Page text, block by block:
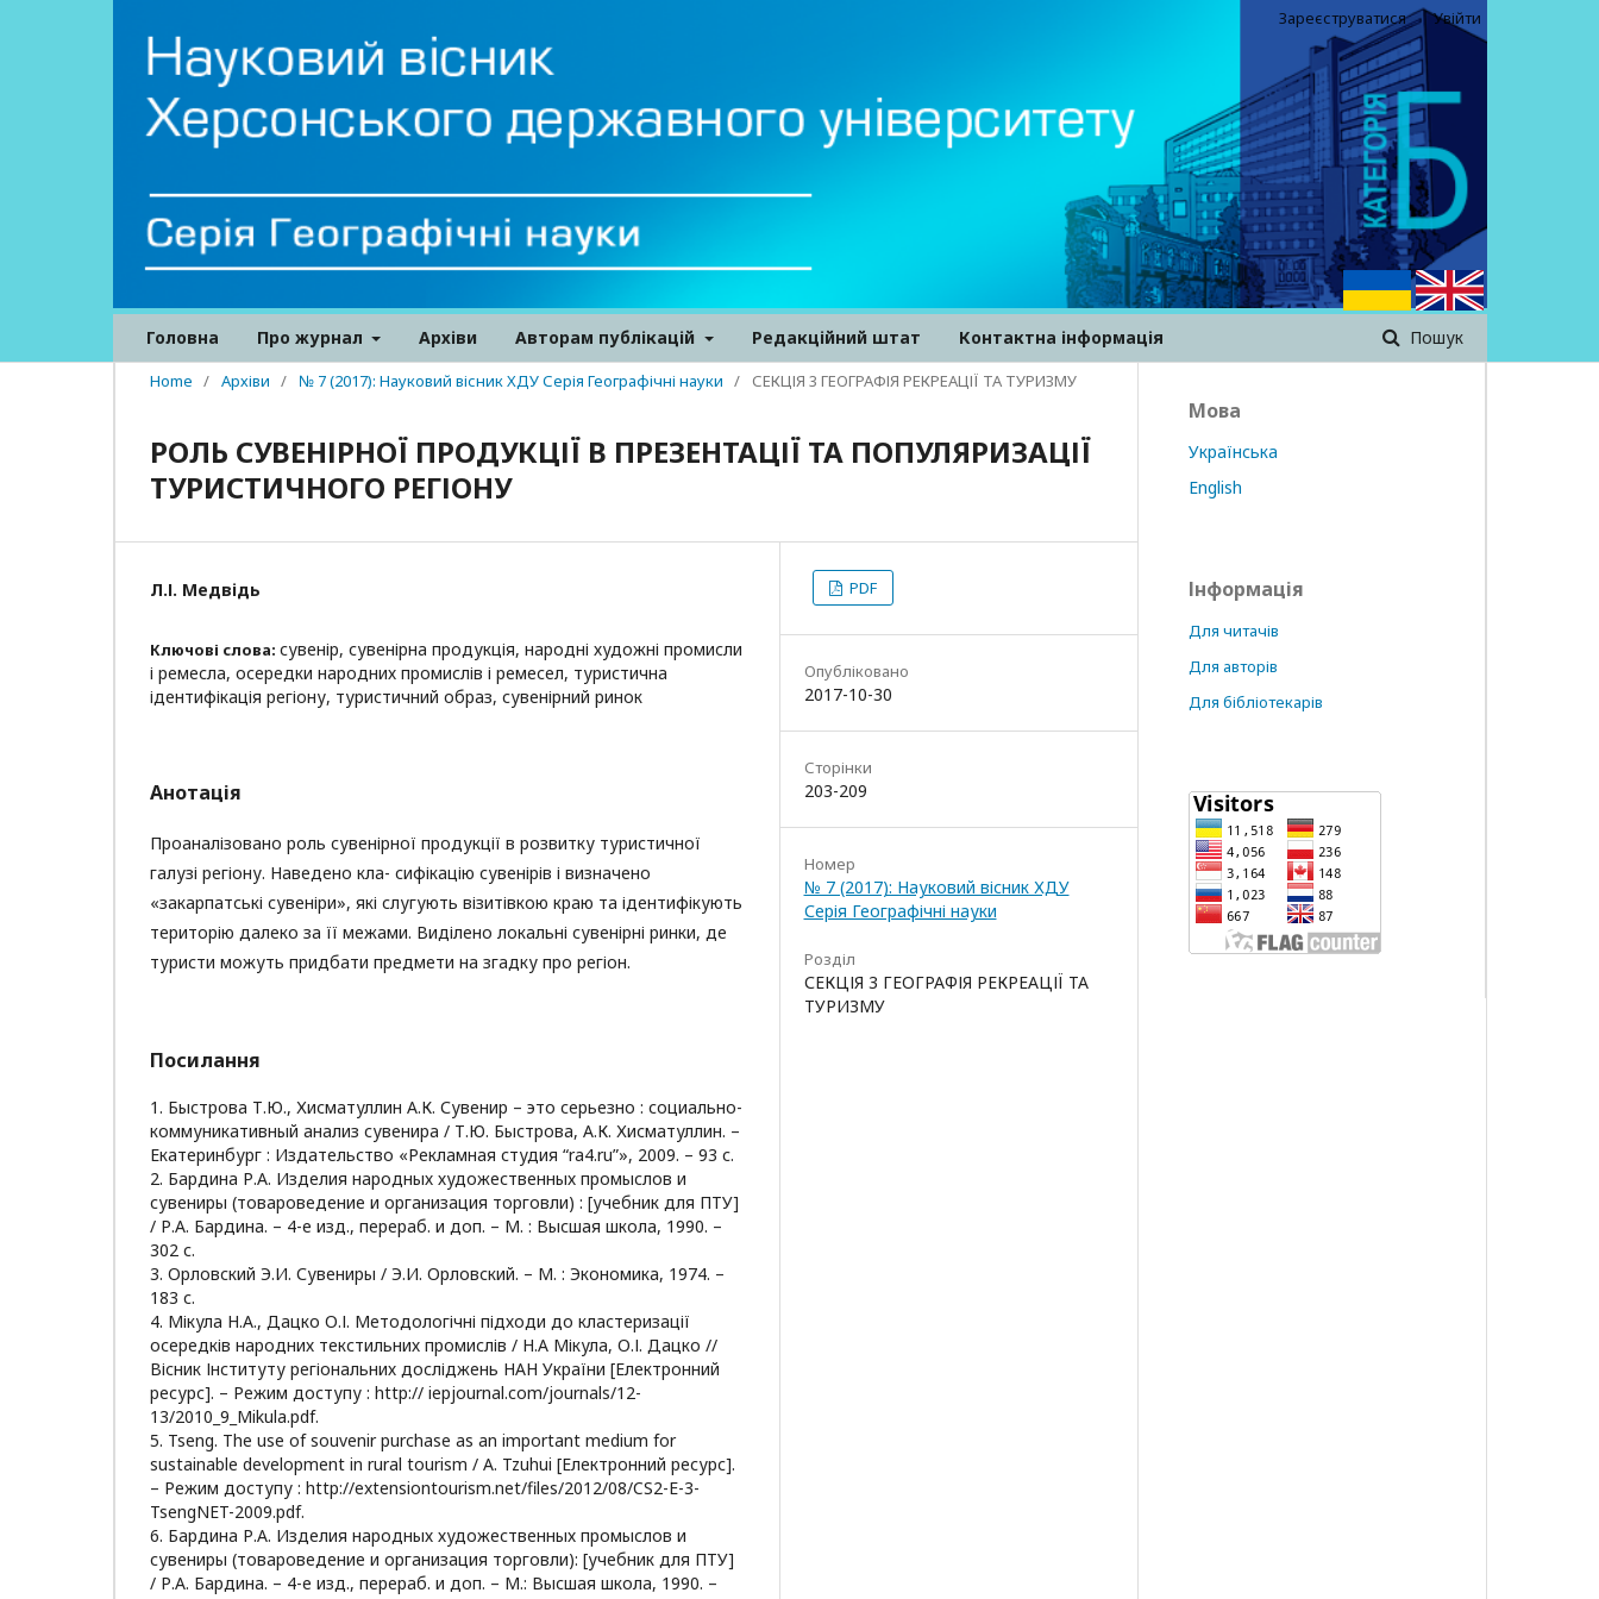
Головна Про журнал Архіви Авторам публікацій Редакційний штат Контактна інформація Пошук
Зареєструватися Увійти
Home / Архіви / № 7 (2017): Науковий вісник ХДУ Серія Географічні науки / СЕКЦІЯ 3 ГЕОГРАФІЯ РЕКРЕАЦІЇ ТА ТУРИЗМУ
РОЛЬ СУВЕНІРНОЇ ПРОДУКЦІЇ В ПРЕЗЕНТАЦІЇ ТА ПОПУЛЯРИЗАЦІЇ
ТУРИСТИЧНОГО РЕГІОНУ
Л.І. Медвідь
Ключові слова: сувенір, сувенірна продукція, народні художні промисли
і ремесла, осередки народних промислів і ремесел, туристична
ідентифікація регіону, туристичний образ, сувенірний ринок
Анотація
Проаналізовано роль сувенірної продукції в розвитку туристичної
галузі регіону. Наведено кла- сифікацію сувенірів і визначено
«закарпатські сувеніри», які слугують візитівкою краю та ідентифікують
територію далеко за її межами. Виділено локальні сувенірні ринки, де
туристи можуть придбати предмети на згадку про регіон.
Посилання
1. Быстрова Т.Ю., Хисматуллин А.К. Сувенир – это серьезно : социально-
коммуникативный анализ сувенира / Т.Ю. Быстрова, А.К. Хисматуллин. –
Екатеринбург : Издательство «Рекламная студия “ra4.ru”», 2009. – 93 с.
2. Бардина Р.А. Изделия народных художественных промыслов и
сувениры (товароведение и организация торговли) : [учебник для ПТУ]
/ Р.А. Бардина. – 4-е изд., перераб. и доп. – М. : Высшая школа, 1990. –
302 с.
3. Орловский Э.И. Сувениры / Э.И. Орловский. – М. : Экономика, 1974. –
183 с.
4. Мікула Н.А., Дацко О.І. Методологічні підходи до кластеризації
осередків народних текстильних промислів / Н.А Мікула, О.І. Дацко //
Вісник Інституту регіональних досліджень НАН України [Електронний
ресурс]. – Режим доступу : http:// iepjournal.com/journals/12-
13/2010_9_Mikula.pdf.
5. Tseng. The use of souvenir purchase as an important medium for
sustainable development in rural tourism / A. Tzuhui [Електронний ресурс].
– Режим доступу : http://extensiontourism.net/files/2012/08/CS2-E-3-
TsengNET-2009.pdf.
6. Бардина Р.А. Изделия народных художественных промыслов и
сувениры (товароведение и организация торговли): [учебник для ПТУ]
/ Р.А. Бардина. – 4-е изд., перераб. и доп. – М.: Высшая школа, 1990. –
PDF
Опубліковано
2017-10-30
Сторінки
203-209
Номер
№ 7 (2017): Науковий вісник ХДУ
Серія Географічні науки
Розділ
СЕКЦІЯ 3 ГЕОГРАФІЯ РЕКРЕАЦІЇ ТА
ТУРИЗМУ
Мова
Українська
English
Інформація
Для читачів
Для авторів
Для бібліотекарів